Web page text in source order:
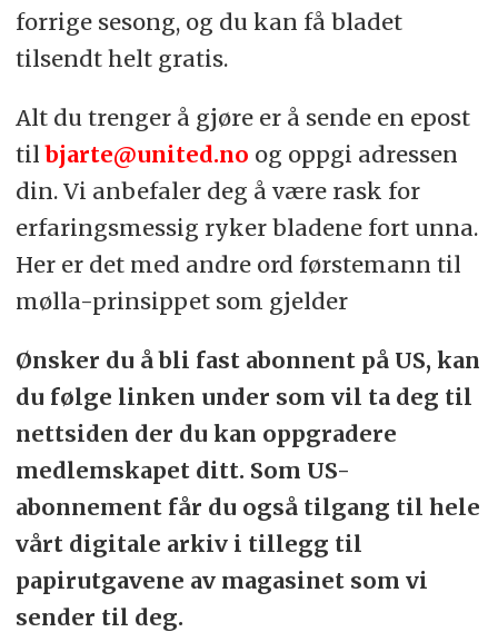
forrige sesong, og du kan få bladet
tilsendt helt gratis.
Alt du trenger å gjøre er å sende en epost
tilbjarte@united.no og oppgi adressen
din. Vi anbefaler deg å være rask for
erfaringsmessig ryker bladene fort unna.
Her er det med andre ord førstemann til
mølla-prinsippet som gjelder
Ønsker du å bli fast abonnent på US, kan
du følge linken under som vil ta deg til
nettsiden der du kan oppgradere
medlemskapet ditt. Som US-
abonnement får du også tilgang til hele
vårt digitale arkiv i tillegg til
papirutgavene av magasinet som vi
sender til deg.